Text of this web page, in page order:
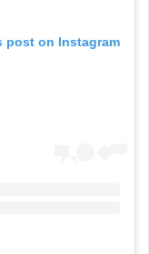
post on Instagram